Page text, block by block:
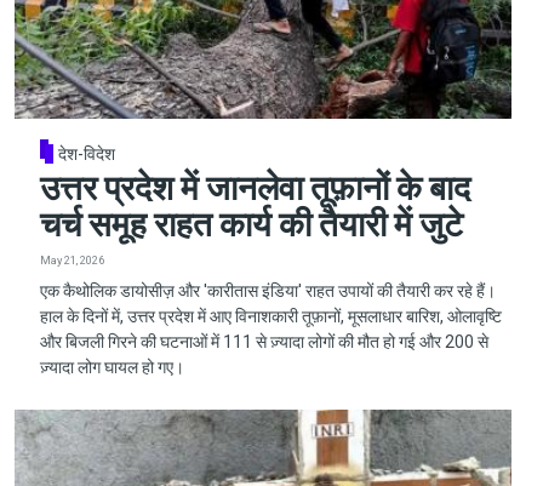
देश-विदेश
उत्तर प्रदेश में जानलेवा तूफ़ानों के बाद
चर्च समूह राहत कार्य की तैयारी में जुटे
May 21, 2026
एक कैथोलिक डायोसीज़ और 'कारीतास इंडिया' राहत उपायों की तैयारी कर रहे हैं।
हाल के दिनों में, उत्तर प्रदेश में आए विनाशकारी तूफ़ानों, मूसलाधार बारिश, ओलावृष्टि
और बिजली गिरने की घटनाओं में 111 से ज़्यादा लोगों की मौत हो गई और 200 से
ज़्यादा लोग घायल हो गए।